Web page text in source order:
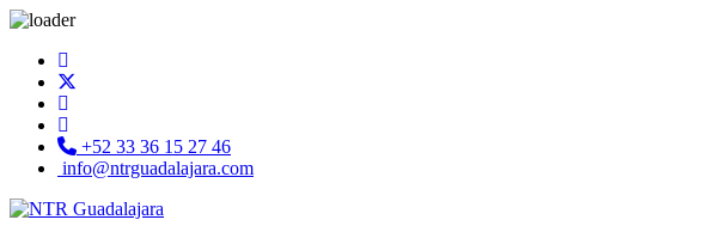
+52 33 36 15 27 46
info@ntrguadalajara.com